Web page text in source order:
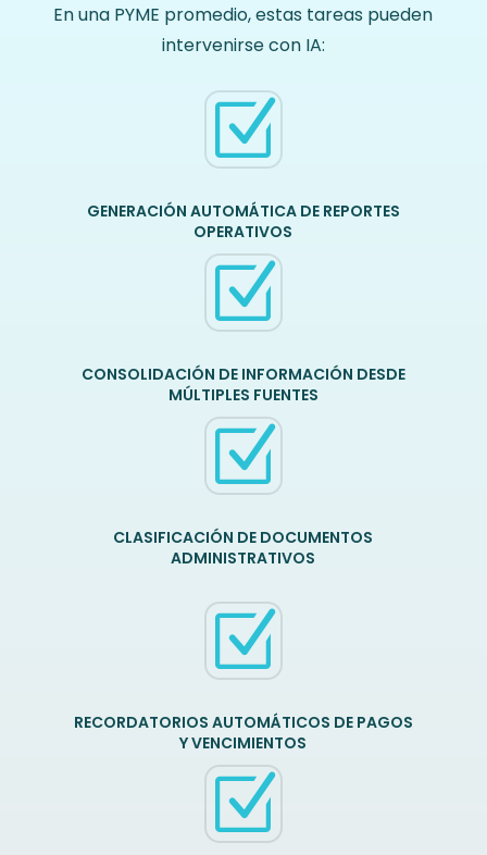
En una PYME promedio, estas tareas pueden
intervenirse con IA:
Z
GENERACIÓN AUTOMÁTICA DE REPORTES
OPERATIVOS
Z
CONSOLIDACIÓN DE INFORMACIÓN DESDE
MÚLTIPLES FUENTES
Z
CLASIFICACIÓN DE DOCUMENTOS
ADMINISTRATIVOS
Z
RECORDATORIOS AUTOMÁTICOS DE PAGOS
Y VENCIMIENTOS
Z